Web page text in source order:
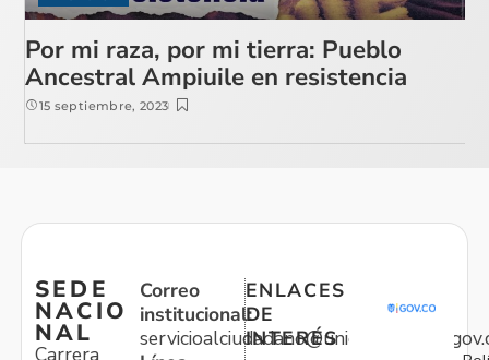
Por mi raza, por mi tierra: Pueblo
Ancestral Ampiuile en resistencia
15 septiembre, 2023
SEDE
NACIO
NAL
Correo
institucional:
ENLACES
DE
INTERÉS